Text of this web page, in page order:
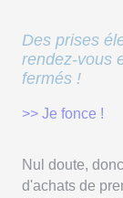
Des prises
rendez-vous
fermés !
>> Je fonce !
Nul doute,
d'achats de